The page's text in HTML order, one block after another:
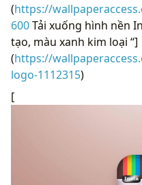
(https://
600Tải xuống hình nền
tạo, màu xanh kim loại “]
(https://
logo-1112315)
[